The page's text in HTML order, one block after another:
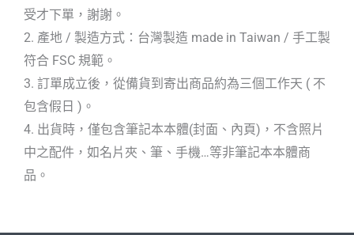
受才下單，謝謝。
2. 產地 / 製造方式：台灣製造 made in Taiwan / 手工製
符合 FSC 規範。
3. 訂單成立後，從備貨到寄出商品約為三個工作天 ( 不
包含假日 )。
4. 出貨時，僅包含筆記本本體(封面、內頁)，不含照片
中之配件，如名片夾、筆、手機…等非筆記本本體商
品。